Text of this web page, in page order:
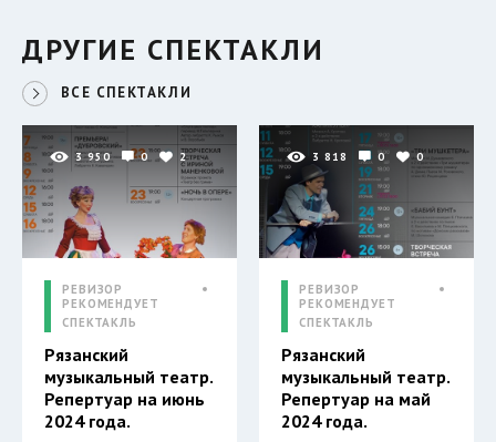
ДРУГИЕ СПЕКТАКЛИ
ВСЕ СПЕКТАКЛИ
3 950 0 2
РЕВИЗОР
РЕКОМЕНДУЕТ
СПЕКТАКЛЬ
Рязанский
музыкальный театр.
Репертуар на июнь
2024 года.
3 818 0 0
РЕВИЗОР
РЕКОМЕНДУЕТ
СПЕКТАКЛЬ
Рязанский
музыкальный театр.
Репертуар на май
2024 года.